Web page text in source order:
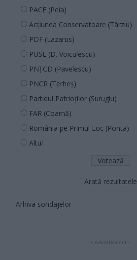
PACE (Peia)
Acțiunea Conservatoare (Târziu)
PDF (Lazarus)
PUSL (D. Voiculescu)
PNȚCD (Pavelescu)
PNCR (Terheș)
Partidul Patrioților (Surugiu)
FAR (Coarnă)
România pe Primul Loc (Ponta)
Altul
Arată rezultatele
Arhiva sondajelor
- Advertisment -